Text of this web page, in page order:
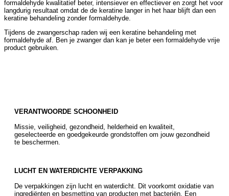
formaldehyde kwalitatief beter, intensiever en effectiever en zorgt het voor
langdurig resultaat omdat de de keratine langer in het haar blijft dan een
keratine behandeling zonder formaldehyde.
Tijdens de zwangerschap raden wij een keratine behandeling met
formaldehyde af. Ben je zwanger dan kan je beter een formaldehyde vrije
product gebruiken.
VERANTWOORDE SCHOONHEID
Missie, veiligheid, gezondheid, helderheid en kwaliteit,
geselecteerde en goedgekeurde grondstoffen om jouw gezondheid
te beschermen.
LUCHT EN WATERDICHTE VERPAKKING
De verpakkingen zijn lucht en waterdicht. Dit voorkomt oxidatie van
ingrediënten en besmetting van producten met bacteriën. Een